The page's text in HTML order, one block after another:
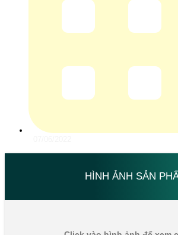
HÌNH ẢNH SẢN